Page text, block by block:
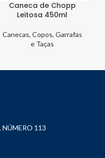
Caneca de Chopp
Leitosa 450ml
Canecas, Copos, Garrafas
e Taças
NÚMERO 113